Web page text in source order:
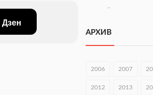
Дзен
В Чкаловске
07.08.2026
В
07.08.2026
АРХИВ
2006 2007
2012 2013